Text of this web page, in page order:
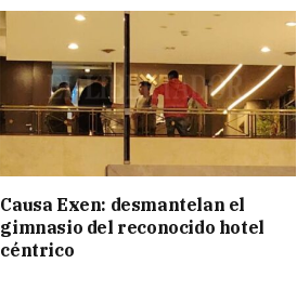
Causa Exen: desmantelan el
gimnasio del reconocido hotel
céntrico